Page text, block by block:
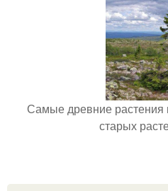
Самые древние
старых